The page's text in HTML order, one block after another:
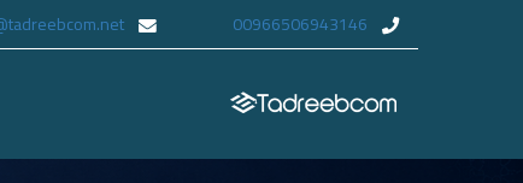
00966506943146